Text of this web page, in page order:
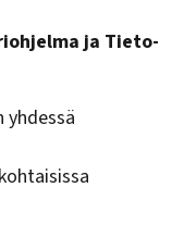
ja Tieto-